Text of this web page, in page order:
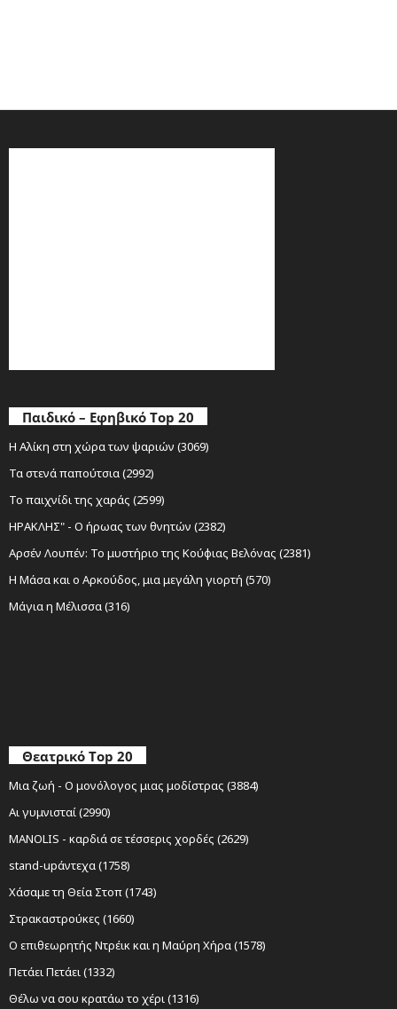
Παιδικό – Εφηβικό Top 20
Η Αλίκη στη χώρα των ψαριών (3069)
Τα στενά παπούτσια (2992)
Το παιχνίδι της χαράς (2599)
ΗΡΑΚΛΗΣ" - Ο ήρωας των θνητών (2382)
Αρσέν Λουπέν: Το μυστήριο της Κούφιας Βελόνας (2381)
Η Μάσα και ο Αρκούδος, μια μεγάλη γιορτή (570)
Μάγια η Μέλισσα (316)
Θεατρικό Top 20
Μια ζωή - Ο μονόλογος μιας μοδίστρας (3884)
Αι γυμνισταί (2990)
MANOLIS - καρδιά σε τέσσερις χορδές (2629)
stand-upάντεχα (1758)
Χάσαμε τη Θεία Στοπ (1743)
Στρακαστρούκες (1660)
Ο επιθεωρητής Ντρέικ και η Μαύρη Χήρα (1578)
Πετάει Πετάει (1332)
Θέλω να σου κρατάω το χέρι (1316)